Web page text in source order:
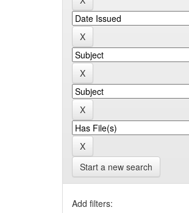
Start a new search
Add filters: